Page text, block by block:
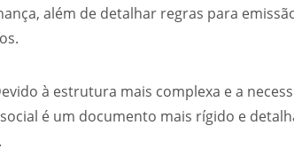
além de detalhar regras para
à estrutura mais complexa e a
é um documento mais rígido e